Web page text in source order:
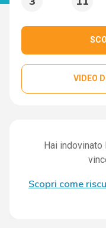
VIDEO
Hai indovinato
Scopri come